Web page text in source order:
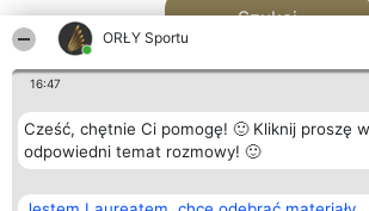
ORŁY Sportu
16:47
Cześć, chętnie Ci pomogę! 🙂 Kliknij proszę w
odpowiedni temat rozmowy! 🙂
Szukaj
Organizator plebiscytu Plebiscyt